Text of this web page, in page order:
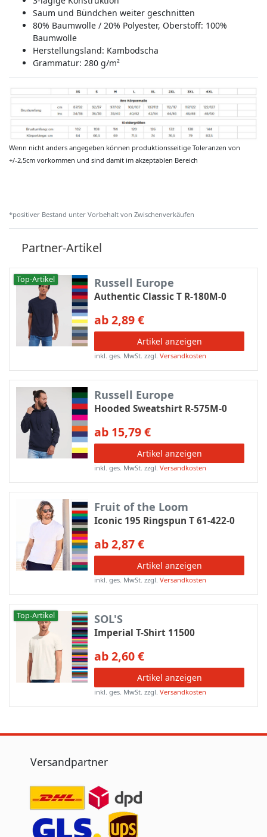
Saum und Bündchen weiter geschnitten
80% Baumwolle / 20% Polyester, Oberstoff: 100%
Baumwolle
Herstellungsland: Kambodscha
Grammatur: 280 g/m²
Wenn nicht anders angegeben können produktionsseitige Toleranzen von
+/-2,5cm vorkommen und sind damit im akzeptablen Bereich
*positiver Bestand unter Vorbehalt von Zwischenverkäufen
Partner-Artikel
Top-Artikel Russell Europe
Authentic Classic T R-180M-0
ab 2,89 €
Artikel anzeigen
inkl. ges. MwSt. zzgl.Versandkosten
Russell Europe
Hooded Sweatshirt R-575M-0
ab 15,79 €
Artikel anzeigen
inkl. ges. MwSt. zzgl.Versandkosten
Fruit of the Loom
Iconic 195 Ringspun T 61-422-0
ab 2,87 €
Artikel anzeigen
inkl. ges. MwSt. zzgl.Versandkosten
Top-Artikel SOL'S
Imperial T-Shirt 11500
ab 2,60 €
Artikel anzeigen
inkl. ges. MwSt. zzgl.Versandkosten
Versandpartner